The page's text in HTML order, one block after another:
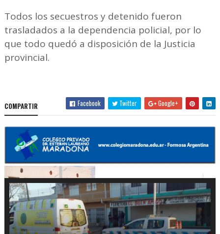
Todos los secuestros y detenido fueron
trasladados a la dependencia policial, por lo
que todo quedó a disposición de la Justicia
provincial.
COMPARTIR Facebook Twitter Google+